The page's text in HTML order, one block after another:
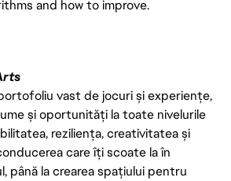
and how to improve.
vast de jocuri și experiențe,
și oportunități la toate nivelurile
reziliența, creativitatea și
care îți scoate la în
până la crearea spațiului pentru